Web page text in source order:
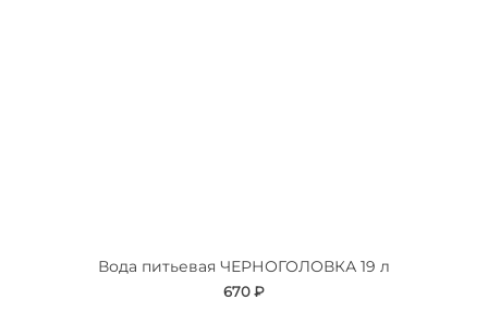
Вода питьевая ЧЕРНОГОЛОВКА 19 л
670 ₽